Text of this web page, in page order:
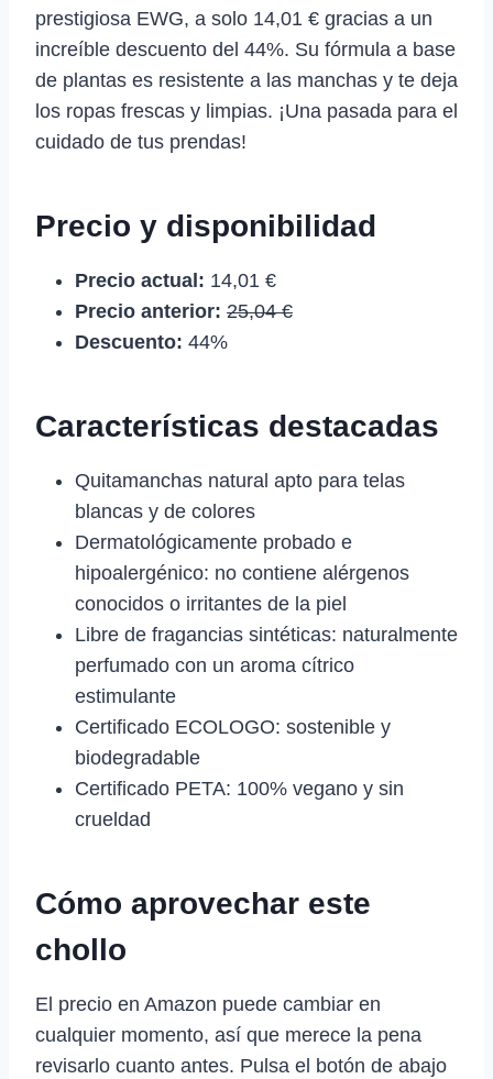
prestigiosa EWG, a solo 14,01 € gracias a un
increíble descuento del 44%. Su fórmula a base
de plantas es resistente a las manchas y te deja
los ropas frescas y limpias. ¡Una pasada para el
cuidado de tus prendas!
Precio y disponibilidad
Precio actual: 14,01 €
Precio anterior: 25,04 €
Descuento: 44%
Características destacadas
Quitamanchas natural apto para telas
blancas y de colores
Dermatológicamente probado e
hipoalergénico: no contiene alérgenos
conocidos o irritantes de la piel
Libre de fragancias sintéticas: naturalmente
perfumado con un aroma cítrico
estimulante
Certificado ECOLOGO: sostenible y
biodegradable
Certificado PETA: 100% vegano y sin
crueldad
Cómo aprovechar este
chollo
El precio en Amazon puede cambiar en
cualquier momento, así que merece la pena
revisarlo cuanto antes. Pulsa el botón de abajo